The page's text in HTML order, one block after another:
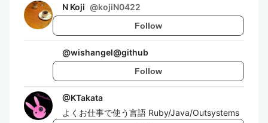
N Koji @kojiN0422
Follow
@wishangel@github
Follow
@KTakata
よくお仕事で使う言語 Ruby/Java/Outsystems